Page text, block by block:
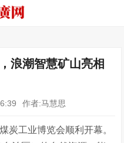
浪潮智慧矿山亮相
作者:马慧思
炭工业博览会顺利开幕。